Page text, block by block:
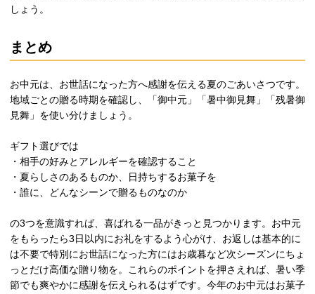
しょう。
まとめ
お中元は、お世話になった方へ感謝を伝える夏のごあいさつです。
地域ごとの贈る時期を確認し、「御中元」「暑中御見舞」「残暑御
見舞」を使い分けましょう。
ギフト選びでは
・相手の好みとアレルギーを確認すること
・夏らしさのあるものか、日持ちするお菓子を
・誰に、どんなシーンで贈るものなのか
の3つを意識すれば、喜ばれる一品がきっと見つかります。お中元
をもらったら3日以内にお礼をするよう心がけ、お返しは基本的に
は不要で特別にお世話になった方にはお歳暮など次シーズンにちょ
っとだけ高価な贈り物を。これらのポイントを押さえれば、暑い季
節でも爽やかに感謝を伝えられるはずです。今年のお中元はお菓子